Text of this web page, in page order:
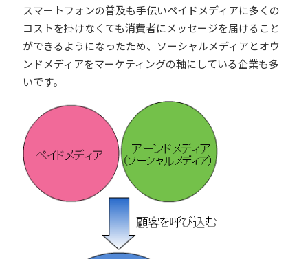
スマートフォンの普及も手伝いペイドメディアに多くの
コストを掛けなくても消費者にメッセージを届けること
ができるようになったため、ソーシャルメディアとオウ
ンドメディアをマーケティングの軸にしている企業も多
いです。